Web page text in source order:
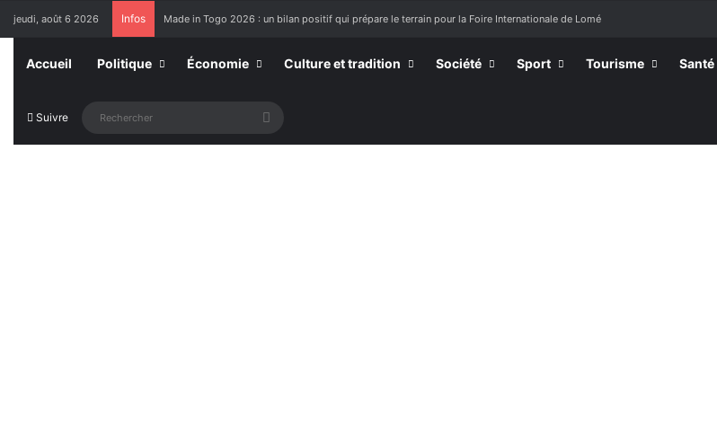
jeudi, août 6 2026 Infos Made in Togo 2026 : un bilan positif qui prépare le terrain pour la Foire Internationale de Lomé
Accueil Politique Économie Culture et tradition Société Sport Tourisme Santé
Suivre Rechercher